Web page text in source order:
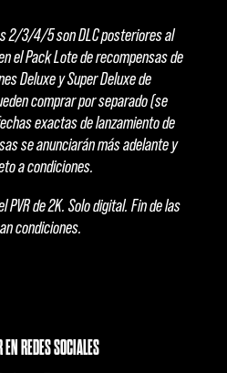
2/3/4/5 son DLC posteriores al
el Pack Lote de recompensas de
Deluxe y Super Deluxe de
comprar por separado (se
exactas de lanzamiento de
se anunciarán más adelante y
a condiciones.
de 2K. Solo digital. Fin de las
condiciones.
REDES SOCIALES